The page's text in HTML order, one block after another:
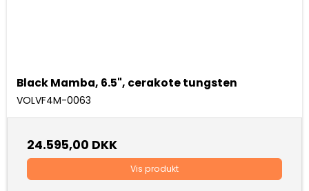
Black Mamba, 6.5", cerakote tungsten
VOLVF4M-0063
24.595,00 DKK
Vis produkt